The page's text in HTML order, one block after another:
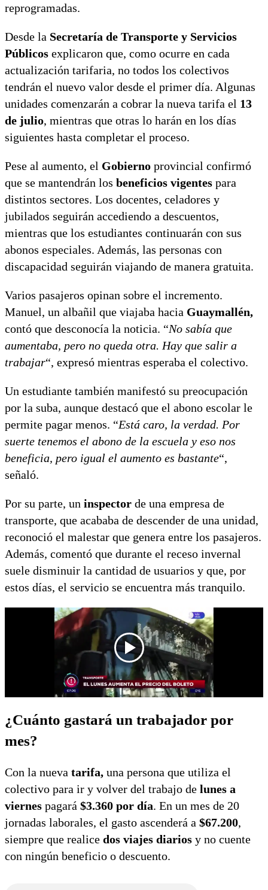
reprogramadas.
Desde la Secretaría de Transporte y Servicios
Públicos explicaron que, como ocurre en cada
actualización tarifaria, no todos los colectivos
tendrán el nuevo valor desde el primer día. Algunas
unidades comenzarán a cobrar la nueva tarifa el 13
de julio, mientras que otras lo harán en los días
siguientes hasta completar el proceso.
Pese al aumento, el Gobierno provincial confirmó
que se mantendrán los beneficios vigentes para
distintos sectores. Los docentes, celadores y
jubilados seguirán accediendo a descuentos,
mientras que los estudiantes continuarán con sus
abonos especiales. Además, las personas con
discapacidad seguirán viajando de manera gratuita.
Varios pasajeros opinan sobre el incremento.
Manuel, un albañil que viajaba hacia Guaymallén,
contó que desconocía la noticia. “No sabía que
aumentaba, pero no queda otra. Hay que salir a
trabajar“, expresó mientras esperaba el colectivo.
Un estudiante también manifestó su preocupación
por la suba, aunque destacó que el abono escolar le
permite pagar menos. “Está caro, la verdad. Por
suerte tenemos el abono de la escuela y eso nos
beneficia, pero igual el aumento es bastante“,
señaló.
Por su parte, un inspector de una empresa de
transporte, que acababa de descender de una unidad,
reconoció el malestar que genera entre los pasajeros.
Además, comentó que durante el receso invernal
suele disminuir la cantidad de usuarios y que, por
estos días, el servicio se encuentra más tranquilo.
¿Cuánto gastará un trabajador por
mes?
Con la nueva tarifa, una persona que utiliza el
colectivo para ir y volver del trabajo de lunes a
viernes pagará $3.360 por día. En un mes de 20
jornadas laborales, el gasto ascenderá a $67.200,
siempre que realice dos viajes diarios y no cuente
con ningún beneficio o descuento.